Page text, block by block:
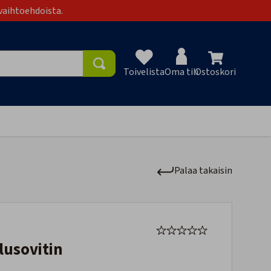
ToivelistaOma tiliOstoskori
Palaa takaisin